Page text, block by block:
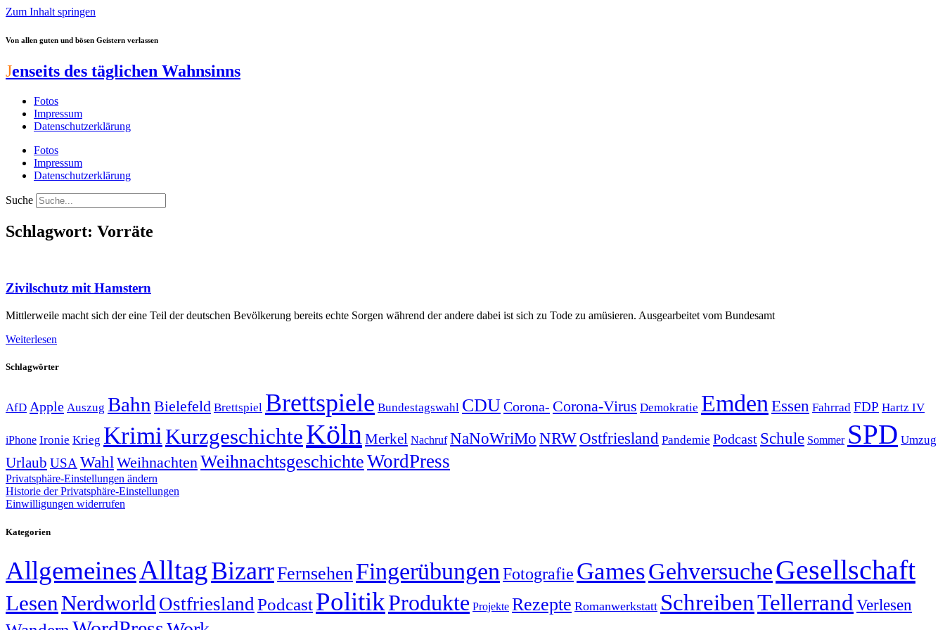
Zum Inhalt springen
Von allen guten und bösen Geistern verlassen
Jenseits des täglichen Wahnsinns
Fotos
Impressum
Datenschutzerklärung
Fotos
Impressum
Datenschutzerklärung
Suche
Schlagwort: Vorräte
Zivilschutz mit Hamstern
Mittlerweile macht sich der eine Teil der deutschen Bevölkerung bereits echte Sorgen während der andere dabei ist sich zu Tode zu amüsieren. Ausgearbeitet vom Bundesamt
Weiterlesen
Schlagwörter
AfD Apple Auszug Bahn Bielefeld Brettspiel Brettspiele Bundestagswahl CDUCorona- Corona-Virus Demokratie EmdenEssen Fahrrad FDP Hartz IV
iPhone Ironie Krieg KrimiKurzgeschichteKölnMerkel Nachruf NaNoWriMo NRWOstfriesland Pandemie Podcast Schule Sommer SPD Umzug
Urlaub USAWahlWeihnachtenWeihnachtsgeschichteWordPress
Privatsphäre-Einstellungen ändern
Historie der Privatsphäre-Einstellungen
Einwilligungen widerrufen
Kategorien
AllgemeinesAlltagBizarrFernsehen Fingerübungen Fotografie GamesGehversucheGesellschaft
Lesen Nerdworld Ostfriesland PodcastPolitikProdukte Projekte Rezepte Romanwerkstatt SchreibenTellerrand Verlesen